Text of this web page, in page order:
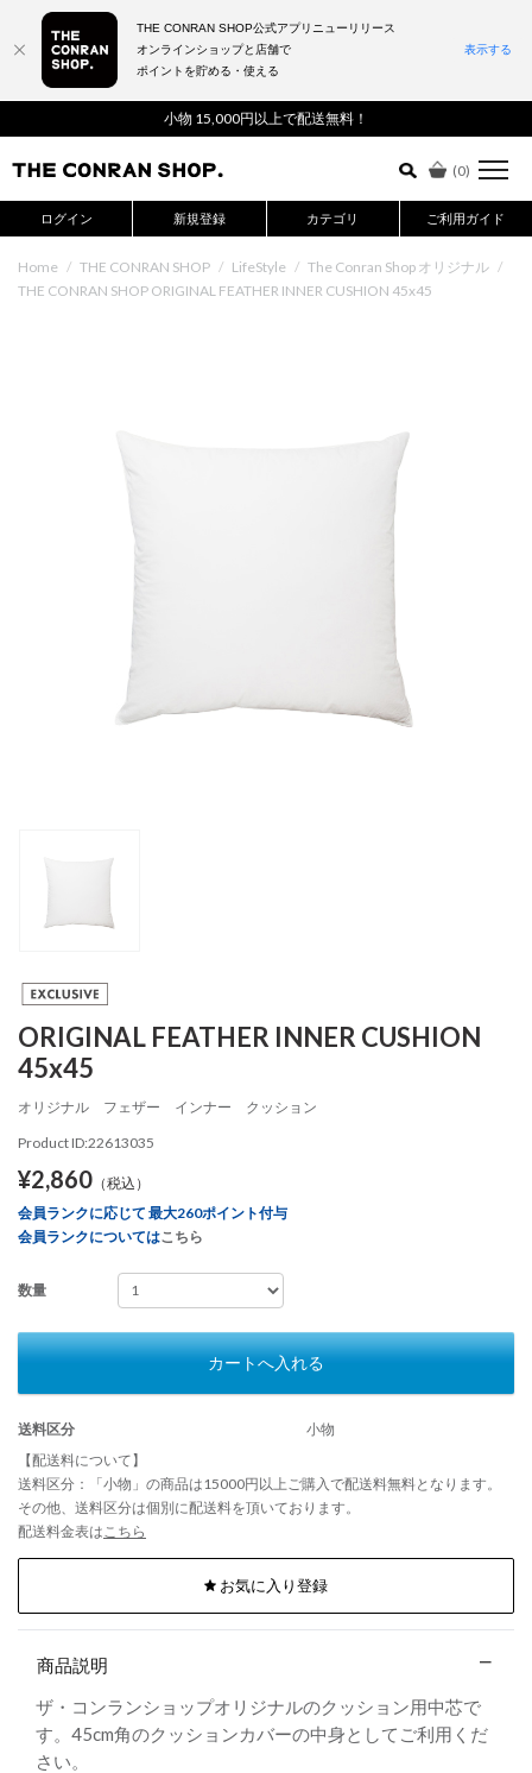
小物 15,000円以上で配送無料！
(0)
ログイン 新規登録 カテゴリ ご利用ガイド
詳細検索はこちら
Home / THE CONRAN SHOP / LifeStyle / The Conran Shop オリジナル /
THE CONRAN SHOP ORIGINAL FEATHER INNER CUSHION 45x45
ORIGINAL FEATHER INNER CUSHION
45x45
オリジナル フェザー インナー クッション
Product ID:22613035
¥2,860 （税込）
会員ランクに応じて 最大260ポイント付与
会員ランクについてはこちら
数量
カートへ入れる
送料区分
小物
【配送料について】
送料区分：「小物」の商品は15000円以上ご購入で配送料無料となります。
その他、送料区分は個別に配送料を頂いております。
配送料金表は こちら
お気に入り登録
商品説明
ザ・コンランショップオリジナルのクッション用中芯で
す。45cm角のクッションカバーの中身としてご利用くだ
さい。
THE CONRAN SHOP公式アプリニューリリース
オンラインショップと店舗で
ポイントを貯める・使える
表示する